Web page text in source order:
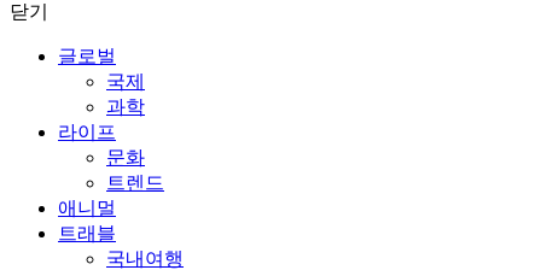
닫기
글로벌
국제
과학
라이프
문화
트렌드
애니멀
트래블
국내여행